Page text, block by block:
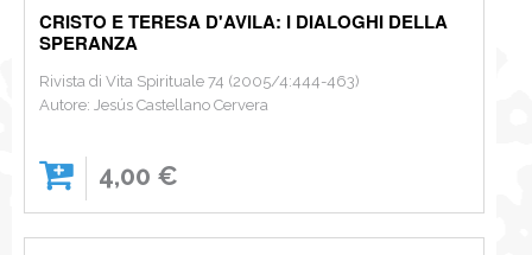
CRISTO E TERESA D'AVILA: I DIALOGHI DELLA
SPERANZA
Rivista di Vita Spirituale 74 (2005/4:444-463)
Autore: Jesús Castellano Cervera
4,00 €